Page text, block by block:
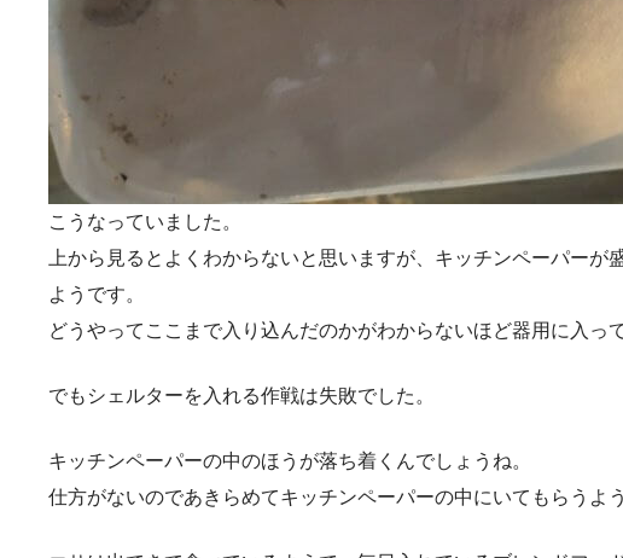
こうなっていました。
上から見るとよくわからないと思いますが、キッチンペーパー
ようです。
どうやってここまで入り込んだのかがわからないほど器用に入っ
でもシェルターを入れる作戦は失敗でした。
キッチンペーパーの中のほうが落ち着くんでしょうね。
仕方がないのであきらめてキッチンペーパーの中にいてもらうよ